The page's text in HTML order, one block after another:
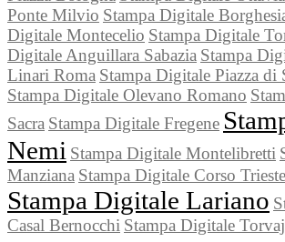
Ponte Milvio Stampa Digitale
Digitale Montecelio Stampa Digitale
Digitale Anguillara Sabazia Stampa
Linari Roma Stampa Digitale Piazza di
Stampa Digitale Olevano Romano
Sacra Stampa Digitale Fregene
Nemi Stampa Digitale Montelibretti
Manziana Stampa Digitale Corso
Stampa Digitale Lariano
Casal Bernocchi Stampa Digitale